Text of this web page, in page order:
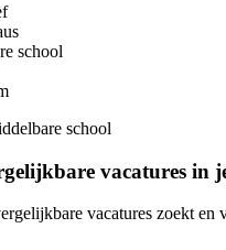
school
school
vacatures in
vacatures zoekt en